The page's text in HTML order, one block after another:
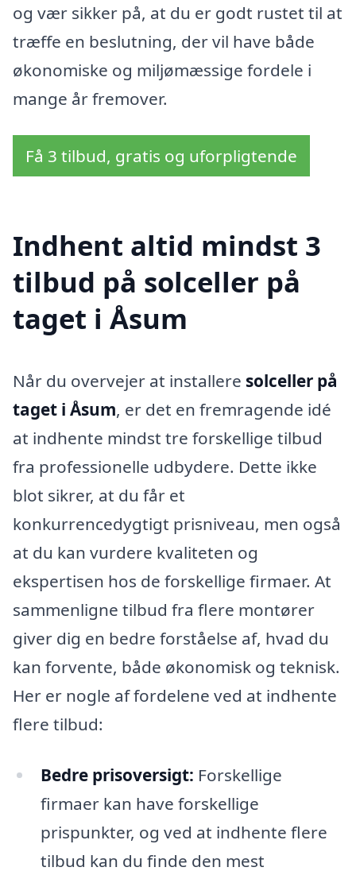
og vær sikker på, at du er godt rustet til at
træffe en beslutning, der vil have både
økonomiske og miljømæssige fordele i
mange år fremover.
Få 3 tilbud, gratis og uforpligtende
Indhent altid mindst 3
tilbud på solceller på
taget i Åsum
Når du overvejer at installere solceller på
taget i Åsum, er det en fremragende idé
at indhente mindst tre forskellige tilbud
fra professionelle udbydere. Dette ikke
blot sikrer, at du får et
konkurrencedygtigt prisniveau, men også
at du kan vurdere kvaliteten og
ekspertisen hos de forskellige firmaer. At
sammenligne tilbud fra flere montører
giver dig en bedre forståelse af, hvad du
kan forvente, både økonomisk og teknisk.
Her er nogle af fordelene ved at indhente
flere tilbud:
Bedre prisoversigt: Forskellige
firmaer kan have forskellige
prispunkter, og ved at indhente flere
tilbud kan du finde den mest